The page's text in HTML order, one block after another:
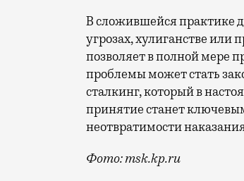
В сложившейся практике
угрозах, хулиганстве или
позволяет в полной мере
проблемы может стать
сталкинг, который в
принятие станет
неотвратимости
Фото: msk.kp.ru